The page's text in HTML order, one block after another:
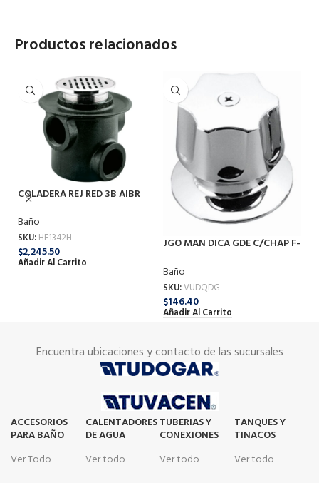
Productos relacionados
COLADERA REJ RED 3B AIBR
Baño
SKU: HE1342H
$2,245.50
Añadir Al Carrito
JGO MAN DICA GDE C/CHAP F-
Baño
SKU:VUDQDG
$146.40
Añadir Al Carrito
Encuentra ubicaciones y contacto de las sucursales
ACCESORIOS
PARA BAÑO
Ver Todo
CALENTADORES
DE AGUA
Ver todo
TUBERIAS Y
CONEXIONES
Ver todo
TANQUES Y
TINACOS
Ver todo